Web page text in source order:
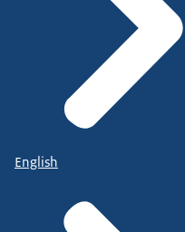
English